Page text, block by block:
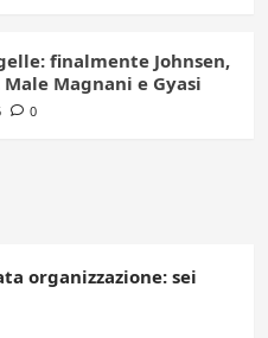
finalmente Johnsen,
Magnani e Gyasi
0
organizzazione: sei